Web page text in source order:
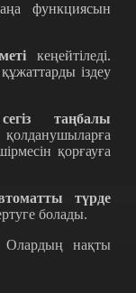
функциясын
кеңейтіледі.
іздеу
таңбалы
қорғауға
түрде
болады.
Олардың нақты